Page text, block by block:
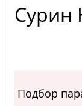
Сурин
Подбор